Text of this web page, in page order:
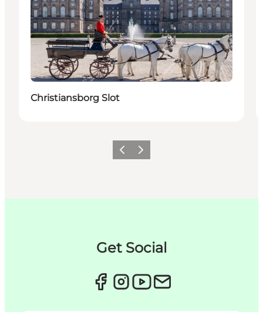
Christiansborg Slot
Previous
Next
Get Social